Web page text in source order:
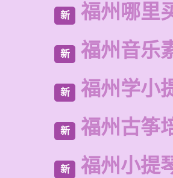
新 福州哪里
新 福州音乐
新 福州学小
新 福州古筝
新 福州小提